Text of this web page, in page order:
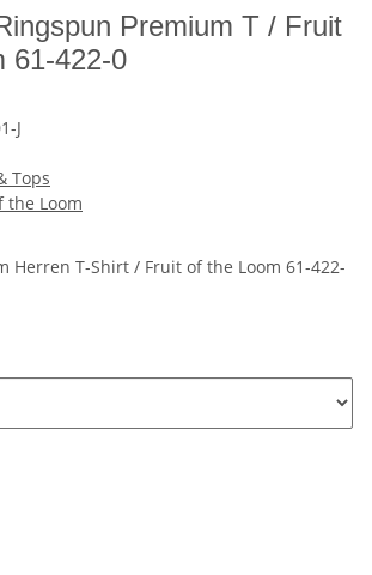
Premium T / Fruit
61-422-0
J
Tops
the Loom
Herren T-Shirt / Fruit of the Loom 61-422-